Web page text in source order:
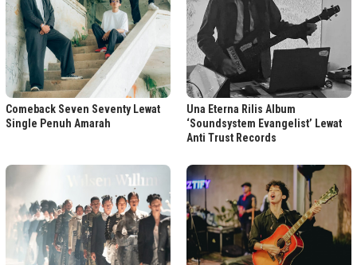
Comeback Seven Seventy Lewat
Single Penuh Amarah
Una Eterna Rilis Album
‘Soundsystem Evangelist’ Lewat
Anti Trust Records